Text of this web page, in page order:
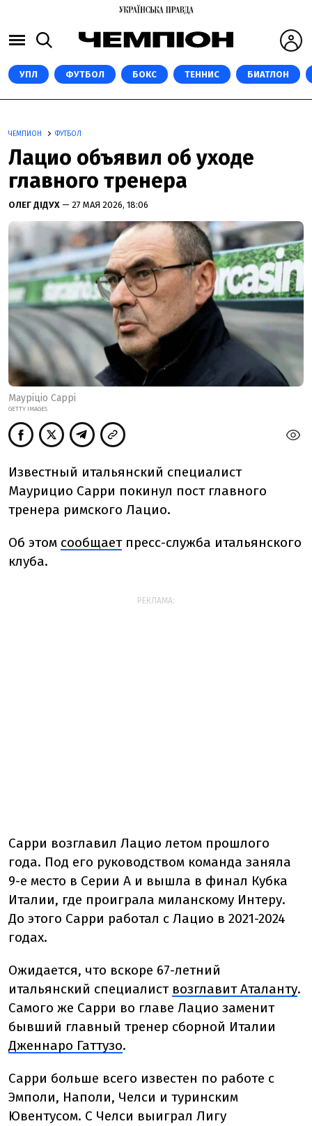
УПЛ ФУТБОЛ БОКС ТЕННИС БИАТЛОН
ЧЕМПИОН ФУТБОЛ
Лацио объявил об уходе
главного тренера
ОЛЕГ ДІДУХ — 27 МАЯ 2026, 18:06
Мауріціо Саррі
GETTY IMAGES
Известный итальянский специалист
Маурицио Сарри покинул пост главного
тренера римского Лацио.
Об этом сообщаетпресс-служба итальянского
клуба.
РЕКЛАМА:
Сарри возглавил Лацио летом прошлого
года. Под его руководством команда заняла
9-е место в Серии А и вышла в финал Кубка
Италии, где проиграла миланскому Интеру.
До этого Сарри работал с Лацио в 2021-2024
годах.
Ожидается, что вскоре 67-летний
итальянский специалист возглавит Аталанту.
Самого же Сарри во главе Лацио заменит
бывший главный тренер сборной Италии
Дженнаро Гаттузо.
Сарри больше всего известен по работе с
Эмполи, Наполи, Челси и туринским
Ювентусом. С Челси выиграл Лигу